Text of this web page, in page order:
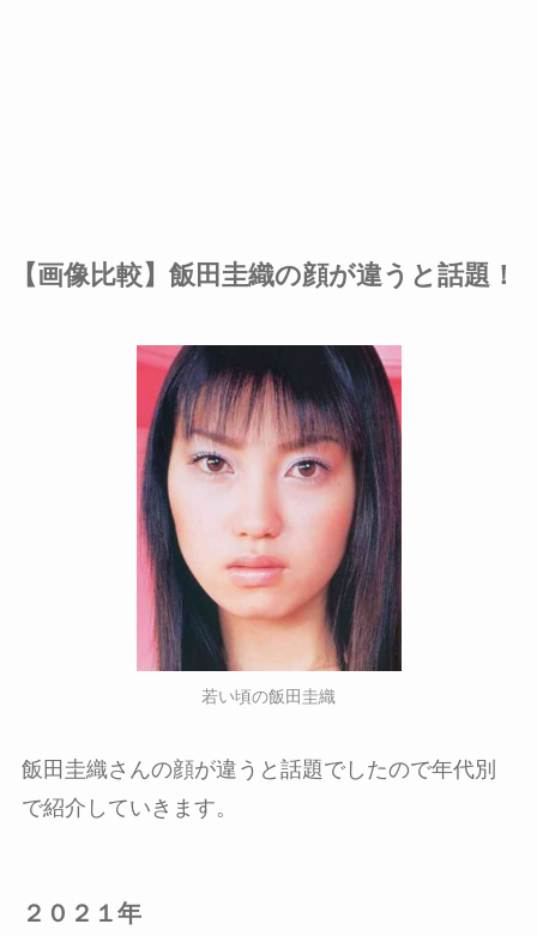
【画像比較】飯田圭織の顔が違うと話題！
若い頃の飯田圭織
飯田圭織さんの顔が違うと話題でしたので年代別
で紹介していきます。
２０２１年